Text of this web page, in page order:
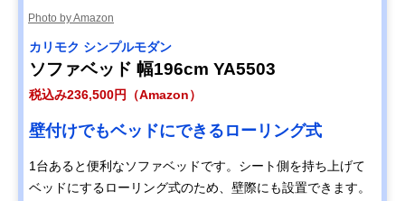
Photo by Amazon
カリモク シンプルモダン
ソファベッド 幅196cm YA5503
税込み236,500円（Amazon）
壁付けでもベッドにできるローリング式
1台あると便利なソファベッドです。シート側を持ち上げて
ベッドにするローリング式のため、壁際にも設置できます。